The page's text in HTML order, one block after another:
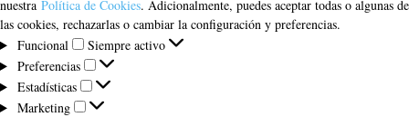
nuestra Política de Cookies. Adicionalmente, puedes aceptar todas o algunas de
las cookies, rechazarlas o cambiar la configuración y preferencias.
Funcional
Funcional
Siempre activo
Preferencias
Preferencias
Estadísticas
Estadísticas
Marketing
Marketing